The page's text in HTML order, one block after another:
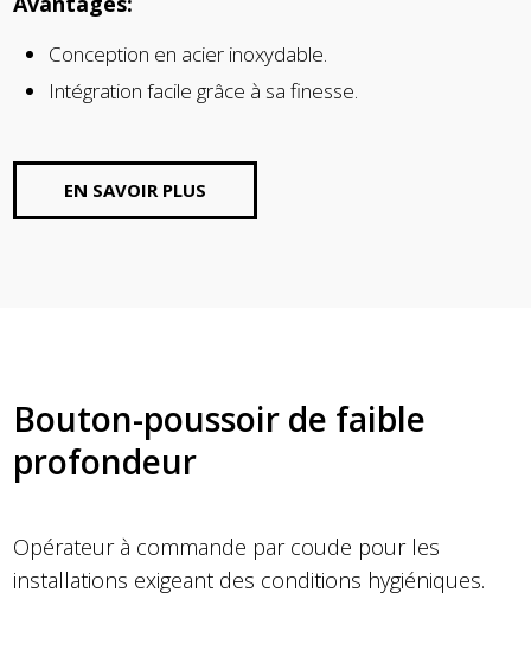
Conception en acier inoxydable.
Intégration facile grâce à sa finesse.
EN SAVOIR PLUS
Bouton-poussoir de faible
profondeur
Opérateur à commande par coude pour les
installations exigeant des conditions hygiéniques.